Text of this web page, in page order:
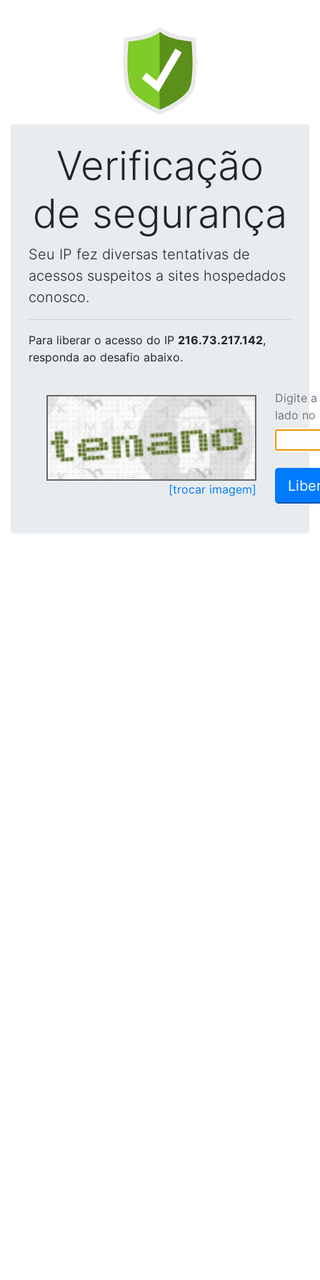
Verificação
de segurança
Seu IP fez diversas tentativas de
acessos suspeitos a sites hospedados
conosco.
Para liberar o acesso do IP 216.73.217.142,
responda ao desafio abaixo.
[trocar imagem]
Digite
lado no